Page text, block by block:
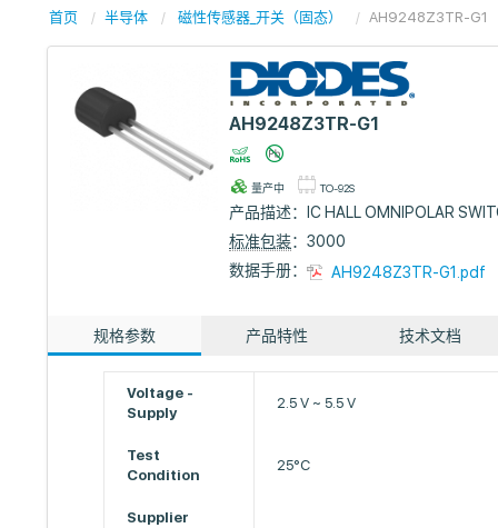
首页 半导体 磁性传感器_开关（固态） AH9248Z3TR-G1
AH9248Z3TR-G1
量产中 TO-92S
产品描述：
IC HALL OMNIPOLAR
标准包装：3000
数据手册：
AH9248Z3TR-G1.pdf
规格参数 产品特性 技术文档
Voltage -
Supply
2.5 V ~ 5.5 V
Test
Condition
25°C
Supplier